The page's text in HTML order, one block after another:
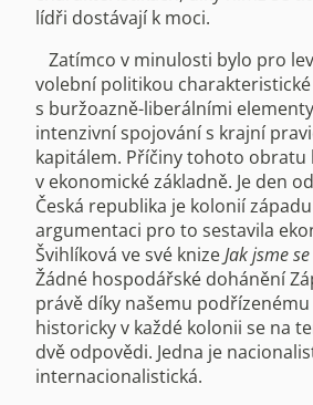
lídři dostávají k moci.
Zatímco v minulosti bylo pro
volební politikou
s buržoazně-liberálními
intenzivní spojování s krajní
kapitálem. Příčiny tohoto obratu
v ekonomické základně. Je den
Česká republika je kolonií
argumentaci pro to sestavila
Švihlíková ve své knizeJak jsme
Žádné hospodářské dohánění
právě díky našemu
historicky v každé kolonii se na
dvě odpovědi. Jedna je
internacionalistická.